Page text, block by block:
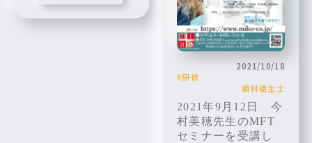
2021/10/18
研修
歯科衛生士
2021年9月12日 今
村美穂先生のMFT
セミナーを受講し